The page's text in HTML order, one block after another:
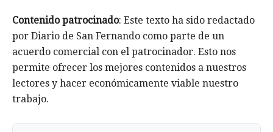
Contenido patrocinado: Este texto ha sido redactado
por Diario de San Fernando como parte de un
acuerdo comercial con el patrocinador. Esto nos
permite ofrecer los mejores contenidos a nuestros
lectores y hacer económicamente viable nuestro
trabajo.